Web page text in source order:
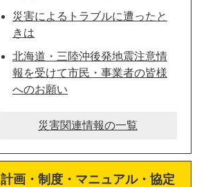
災害によるトラブルに遭ったと
きは
北海道・三陸沖後発地震注意情
報を受けて市民・事業者の皆様
へのお願い
災害関連情報の一覧
計画・制度・マニュアル・協定